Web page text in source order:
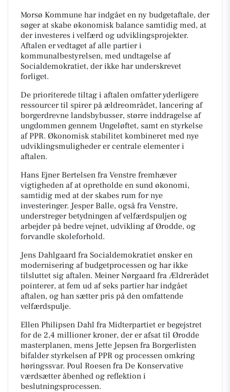
Morsø Kommune har indgået en ny budgetaftale, der
søger at skabe økonomisk balance samtidig med, at
der investeres i velfærd og udviklingsprojekter.
Aftalen er vedtaget af alle partier i
kommunalbestyrelsen, med undtagelse af
Socialdemokratiet, der ikke har underskrevet
forliget.
De prioriterede tiltag i aftalen omfatter yderligere
ressourcer til spirer på ældreområdet, lancering af
borgerdrevne landsbybusser, større inddragelse af
ungdommen gennem Ungeløftet, samt en styrkelse
af PPR. Økonomisk stabilitet kombineret med nye
udviklingsmuligheder er centrale elementer i
aftalen.
Hans Ejner Bertelsen fra Venstre fremhæver
vigtigheden af at opretholde en sund økonomi,
samtidig med at der skabes rum for nye
investeringer. Jesper Balle, også fra Venstre,
understreger betydningen af velfærdspuljen og
arbejder på bedre vejnet, udvikling af Ørodde, og
forvandle skoleforhold.
Jens Dahlgaard fra Socialdemokratiet ønsker en
modernisering af budgetprocessen og har ikke
tilsluttet sig aftalen. Meiner Nørgaard fra Ældrerådet
pointerer, at fem ud af seks partier har indgået
aftalen, og han sætter pris på den omfattende
velfærdspulje.
Ellen Philipsen Dahl fra Midterpartiet er begejstret
for de 2,4 millioner kroner, der er afsat til Ørodde
masterplanen, mens Jette Jepsen fra Borgerlisten
bifalder styrkelsen af PPR og processen omkring
høringssvar. Poul Roesen fra De Konservative
værdsætter åbenhed og reflektion i
beslutningsprocessen.